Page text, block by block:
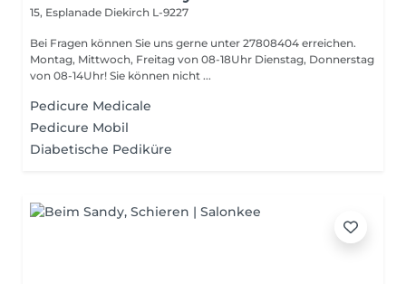
15, Esplanade Diekirch L-9227
Bei Fragen können Sie uns gerne unter 27808404 erreichen.
Montag, Mittwoch, Freitag von 08-18Uhr Dienstag, Donnerstag
von 08-14Uhr! Sie können nicht ...
Pedicure Medicale
Pedicure Mobil
Diabetische Pediküre